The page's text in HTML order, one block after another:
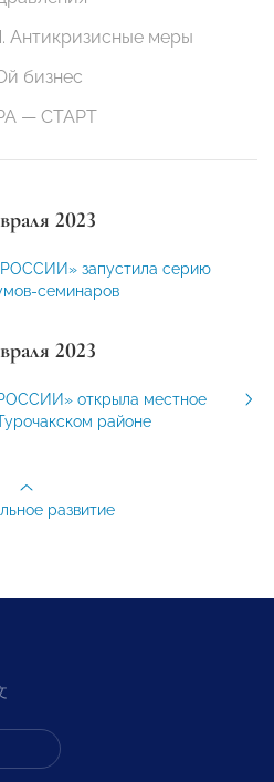
меры
бизнес
— СТАРТ
2023
запустила серию
семинаров
2023
открыла местное
районе
развитие